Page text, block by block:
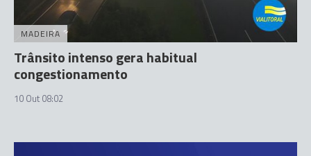
MADEIRA
Trânsito intenso gera habitual
congestionamento
10 Out 08:02